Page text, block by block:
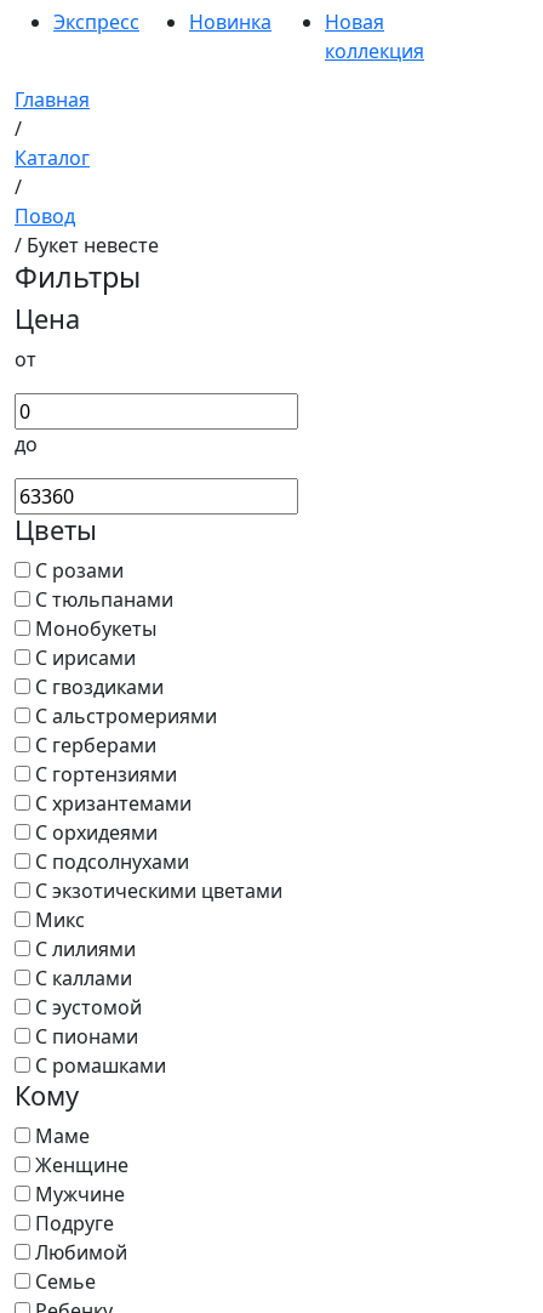
Экспресс
Новинка
Новая
коллекция
Главная
/
Каталог
/
Повод
/ Букет невесте
Фильтры
Цена
от
до
Цветы
С розами
С тюльпанами
Монобукеты
С ирисами
С гвоздиками
С альстромериями
С герберами
С гортензиями
С хризантемами
С орхидеями
С подсолнухами
С экзотическими цветами
Микс
С лилиями
С каллами
С эустомой
С пионами
С ромашками
Кому
Маме
Женщине
Мужчине
Подруге
Любимой
Семье